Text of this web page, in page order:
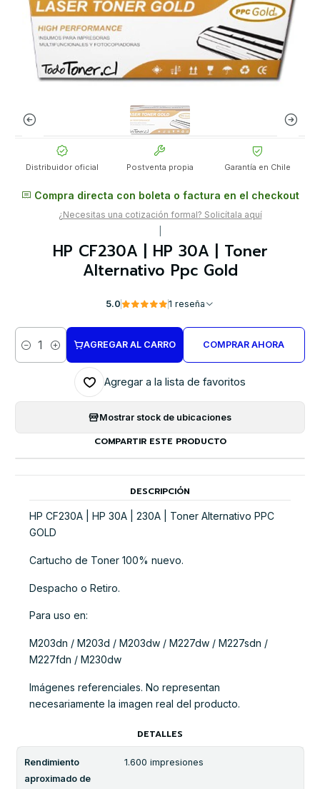
Distribuidor oficial Postventa propia Garantía en Chile
Compra directa con boleta o factura en el checkout
¿Necesitas una cotización formal? Solicítala aquí
HP CF230A | HP 30A | Toner
Alternativo Ppc Gold
5.0 1 reseña
Cantidad
AGREGAR AL CARRO COMPRAR AHORA
Agregar a la lista de favoritos
Mostrar stock de ubicaciones
COMPARTIR ESTE PRODUCTO
DESCRIPCIÓN
HP CF230A | HP 30A | 230A | Toner Alternativo PPC
GOLD
Cartucho de Toner 100% nuevo.
Despacho o Retiro.
Para uso en:
M203dn / M203d / M203dw / M227dw / M227sdn /
M227fdn / M230dw
Imágenes referenciales. No representan
necesariamente la imagen real del producto.
DETALLES
Rendimiento
aproximado de
1.600 impresiones